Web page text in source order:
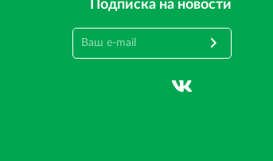
Подписка на новости